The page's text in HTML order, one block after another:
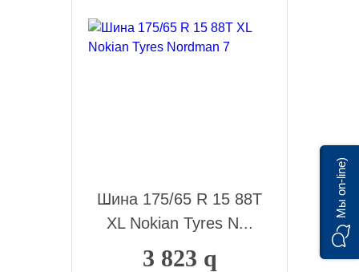
Шина 175/65 R 15 88T
XL Nokian Tyres N...
3 823 q
Мы on-line)